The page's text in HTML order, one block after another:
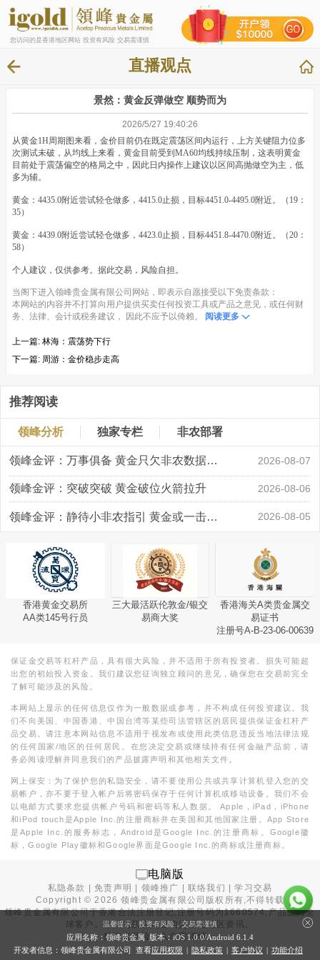
您访问的是香港地区网站 投资有风险 交易需谨慎
直播观点
景然：黄金反弹做空 顺势而为
2026/5/27 19:40:26
从黄金1H周期图来看，金价目前仍在既定震荡区间内运行，上方关键阻力位多
次测试未破，从均线上来看，黄金目前受到MA60均线持续压制，这表明黄金
目前处于震荡偏空的格局之中，因此日内操作上建议以区间高抛做空为主，低
多为辅。
黄金：4435.0附近尝试轻仓做多，4415.0止损，目标4451.0-4495.0附近。（19：
35）
黄金：4439.0附近尝试轻仓做多，4423.0止损，目标4451.8-4470.0附近。（20：
58）
个人建议，仅供参考。据此交易，风险自担。
当阁下进入领峰贵金属有限公司网站，即表示自愿接受以下免责条款：
本网站的内容并不打算向用户提供买卖任何投资工具或产品之意见，或任何财
务、法律、会计或税务建议， 因此不应予以倚赖。
阅读更多
上一篇: 林海：震荡势下行
下一篇: 周游：金价稳步走高
推荐阅读
领峰分析 独家专栏 非农部署
领峰金评：万事俱备 黄金只欠非农数据“东风” 2026-08-07
领峰金评：突破突破 黄金破位火箭拉升 2026-08-06
领峰金评：静待小非农指引 黄金或一击破局 2026-08-05
香港黄金交易所
AA类145号行员
三大最活跃伦敦金/银交
易商大奖
香港海关A类贵金属交
易证书
注册号A-B-23-06-00639
保证金交易等杠杆产品，具有很大风险，并不适用于所有投资者。损失可能超
出您的初始投入资金。我们建议您征询独立顾问的意见，确保您在交易前完全
了解可能涉及的风险。
本网站上显示的任何信息仅作为一般数据或参考，并不构成任何投资建议。我
们不向美国、中国香港、中国台湾等某些司法管辖区的居民提供保证金杠杆产
品交易。请注意本网站信息不适用于视发布或使用此类信息违反当地法律法规
的任何国家/地区的任何居民。在您决定交易或继续持有任何金融产品前，请
务必阅读理解并同意我们的产品披露声明和其他相关文件。
网上保安：为了保护您的私隐安全，请不要使用公共或共享计算机登入您的交
易帐户，亦不要于登入帐户后将密码保存于任何计算机或移动设备。我们不会
以电邮方式要求您提供帐户号码和密码等私人数据。 Apple，iPad，iPhone
和iPod touch是Apple Inc.的注册商标并在美国和其他国家注册。App Store
是Apple Inc.的服务标志，Android是Google Inc.的注册商标。Google徽
标，Google Play徽标和Google界面是Google Inc.的商标或注册商标。
电脑版
私隐条款 |免责声明 领峰推广 |联络我们 |学习交易
Copyright ©2026 领峰贵金属有限公司版权所有,不得转载
领峰贵金属有限公司于香港合法注册登记,注册号码为1660574,产品面向全
球客户。本站内所有内容均为香港地区资讯。
投资有风险，入市需谨慎。
温馨提示：投资有风险，交易需谨慎
应用名称：领峰贵金属 版本：iOS 1.0.0/Android 6.1.4
开发者信息：领峰贵金属有限公司 查看应用权限 | 隐私政策 | 客户协议 | 功能介绍